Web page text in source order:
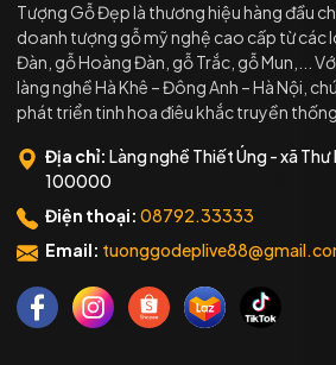
Tượng Gỗ Đẹp là thương hiệu hàng đầu
doanh tượng gỗ mỹ nghệ cao cấp từ các
Đàn, gỗ Hoàng Đàn, gỗ Trắc, gỗ Mun,...
làng nghề Hà Khê – Đông Anh – Hà Nội,
phát triển tinh hoa điêu khắc truyền
Địa chỉ: Làng nghề Thiết Úng - xã Thư
100000
Điện thoại: 08792.33333
Email: